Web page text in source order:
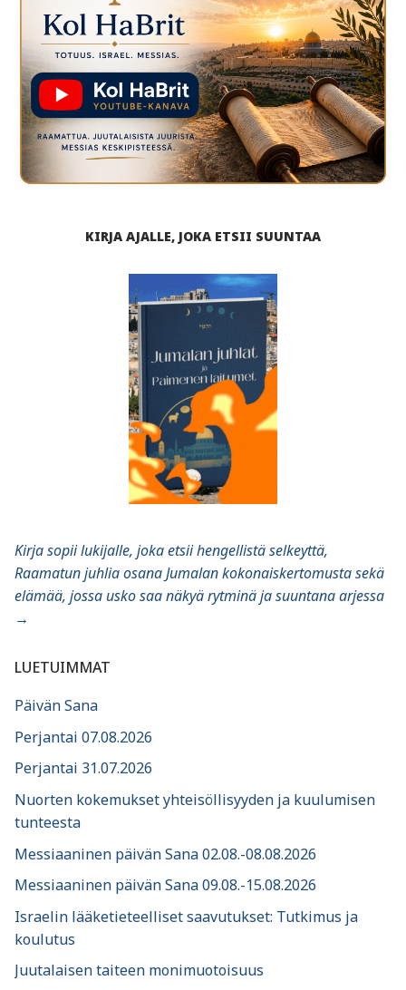
KIRJA AJALLE, JOKA ETSII SUUNTAA
Kirja sopii lukijalle, joka etsii hengellistä selkeyttä,
Raamatun juhlia osana Jumalan kokonaiskertomusta sekä
elämää, jossa usko saa näkyä rytminä ja suuntana arjessa
→
LUETUIMMAT
Päivän Sana
Perjantai 07.08.2026
Perjantai 31.07.2026
Nuorten kokemukset yhteisöllisyyden ja kuulumisen
tunteesta
Messiaaninen päivän Sana 02.08.-08.08.2026
Messiaaninen päivän Sana 09.08.-15.08.2026
Israelin lääketieteelliset saavutukset: Tutkimus ja
koulutus
Juutalaisen taiteen monimuotoisuus